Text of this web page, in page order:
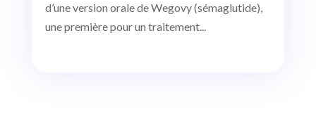
d’une version orale de Wegovy (sémaglutide),
une première pour un traitement...